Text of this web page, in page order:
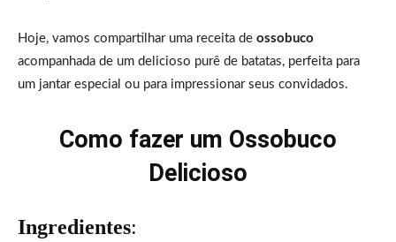
Hoje, vamos compartilhar uma receita de ossobuco
acompanhada de um delicioso purê de batatas, perfeita para
um jantar especial ou para impressionar seus convidados.
Como fazer um Ossobuco
Delicioso
Ingredientes: